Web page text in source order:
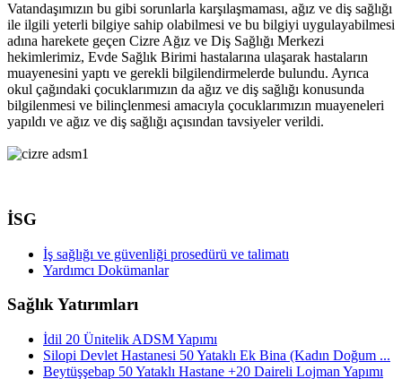
Vatandaşımızın bu gibi sorunlarla karşılaşmaması, ağız ve diş sağlığı
ile ilgili yeterli bilgiye sahip olabilmesi ve bu bilgiyi uygulayabilmesi
adına harekete geçen Cizre Ağız ve Diş Sağlığı Merkezi
hekimlerimiz, Evde Sağlık Birimi hastalarına ulaşarak hastaların
muayenesini yaptı ve gerekli bilgilendirmelerde bulundu. Ayrıca
okul çağındaki çocuklarımızın da ağız ve diş sağlığı konusunda
bilgilenmesi ve bilinçlenmesi amacıyla çocuklarımızın muayeneleri
yapıldı ve ağız ve diş sağlığı açısından tavsiyeler verildi.
İSG
İş sağlığı ve güvenliği prosedürü ve talimatı
Yardımcı Dokümanlar
Sağlık Yatırımları
İdil 20 Ünitelik ADSM Yapımı
Silopi Devlet Hastanesi 50 Yataklı Ek Bina (Kadın Doğum ...
Beytüşşebap 50 Yataklı Hastane +20 Daireli Lojman Yapımı